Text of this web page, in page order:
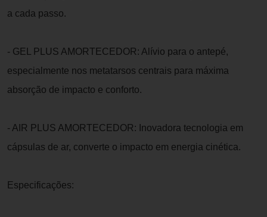
a cada passo.
- GEL PLUS AMORTECEDOR: Alívio para o antepé,
especialmente nos metatarsos centrais para máxima
absorção de impacto e conforto.
- AIR PLUS AMORTECEDOR: Inovadora tecnologia em
cápsulas de ar, converte o impacto em energia cinética.
Especificações: